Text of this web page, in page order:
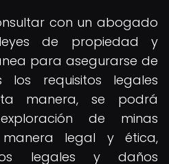
con un abogado
de propiedad y
para asegurarse de
requisitos legales
manera, se podrá
de minas
legal y ética,
legales y daños